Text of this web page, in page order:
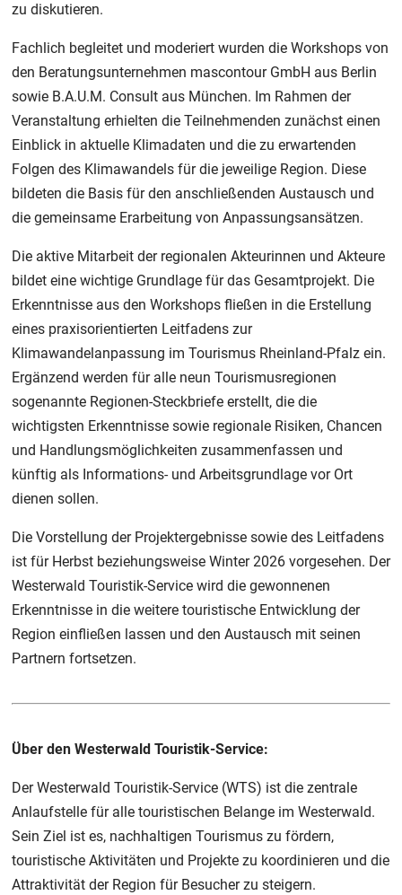
zu diskutieren.
Fachlich begleitet und moderiert wurden die Workshops von
den Beratungsunternehmen mascontour GmbH aus Berlin
sowie B.A.U.M. Consult aus München. Im Rahmen der
Veranstaltung erhielten die Teilnehmenden zunächst einen
Einblick in aktuelle Klimadaten und die zu erwartenden
Folgen des Klimawandels für die jeweilige Region. Diese
bildeten die Basis für den anschließenden Austausch und
die gemeinsame Erarbeitung von Anpassungsansätzen.
Die aktive Mitarbeit der regionalen Akteurinnen und Akteure
bildet eine wichtige Grundlage für das Gesamtprojekt. Die
Erkenntnisse aus den Workshops fließen in die Erstellung
eines praxisorientierten Leitfadens zur
Klimawandelanpassung im Tourismus Rheinland-Pfalz ein.
Ergänzend werden für alle neun Tourismusregionen
sogenannte Regionen-Steckbriefe erstellt, die die
wichtigsten Erkenntnisse sowie regionale Risiken, Chancen
und Handlungsmöglichkeiten zusammenfassen und
künftig als Informations- und Arbeitsgrundlage vor Ort
dienen sollen.
Die Vorstellung der Projektergebnisse sowie des Leitfadens
ist für Herbst beziehungsweise Winter 2026 vorgesehen. Der
Westerwald Touristik-Service wird die gewonnenen
Erkenntnisse in die weitere touristische Entwicklung der
Region einfließen lassen und den Austausch mit seinen
Partnern fortsetzen.
Über den Westerwald Touristik-Service:
Der Westerwald Touristik-Service (WTS) ist die zentrale
Anlaufstelle für alle touristischen Belange im Westerwald.
Sein Ziel ist es, nachhaltigen Tourismus zu fördern,
touristische Aktivitäten und Projekte zu koordinieren und die
Attraktivität der Region für Besucher zu steigern.